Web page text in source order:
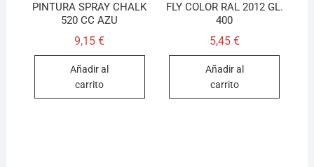
PINTURA SPRAY CHALK
520 CC AZU
9,15€
Añadir al
carrito
FLY COLOR RAL 2012 GL.
400
5,45 €
Añadir al
carrito